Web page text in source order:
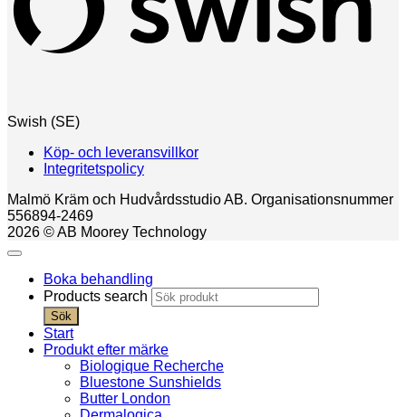
Swish (SE)
Köp- och leveransvillkor
Integritetspolicy
Malmö Kräm och Hudvårdsstudio AB. Organisationsnummer
556894-2469
2026 © AB Moorey Technology
Boka behandling
Products search
Sök
Start
Produkt efter märke
Biologique Recherche
Bluestone Sunshields
Butter London